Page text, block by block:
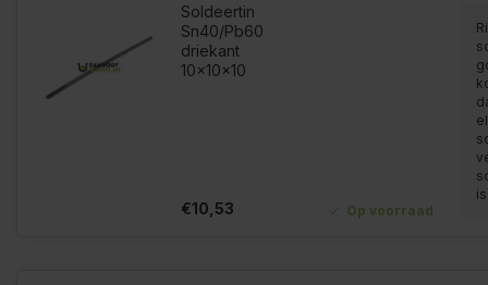
Soldeertin
Sn40/Pb60
driekant
10x10x10
€10,53 Op voorraad